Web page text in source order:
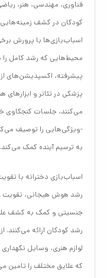
فناوری، مهندسی، هنر،
کودکان در کشف
اسباب‌بازی‌ها با پرورش
محیط‌هایی که رشد کامل
پیشرفته، اکسپدیشن‌های از
پزشکی در تئاتر و
می‌کنند، جلسات کنجکاوی
-ویژگی‌هایی را توصیف
به ترسیم آینده کمک می‌کند.
اسباب‌بازی‌ دخترانه با
رشد هوش هیجانی، تقویت
جنسیتی و کمک به کشف
رشد کودکان ارائه
لوازم هنری، وسایل
که علایق مختلف را تامین